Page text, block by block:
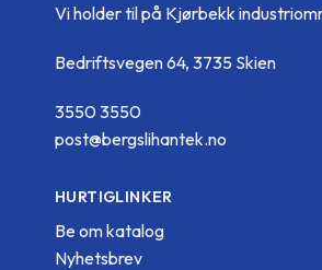
Vi holder til på Kjørbekk
Bedriftsvegen 64, 3735 Skien
3550 3550
post@bergslihantek.no
HURTIGLINKER
Be om katalog
Nyhetsbrev